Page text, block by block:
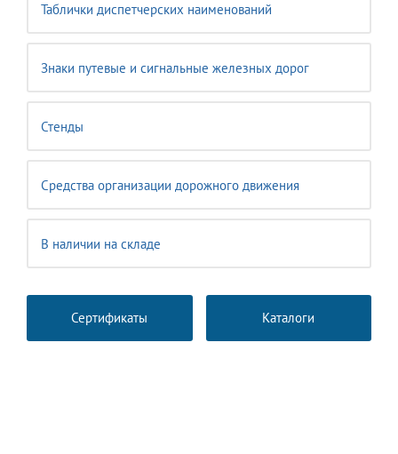
Таблички диспетчерских наименований
Знаки путевые и сигнальные железных дорог
Стенды
Средства организации дорожного движения
В наличии на складе
Сертификаты Каталоги